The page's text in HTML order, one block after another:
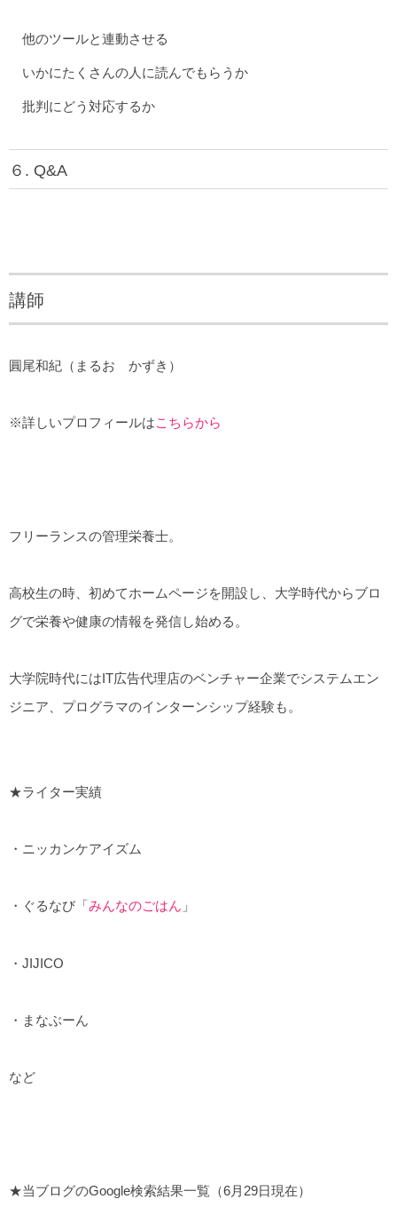
他のツールと連動させる
いかにたくさんの人に読んでもらうか
批判にどう対応するか
６. Q&A
講師
圓尾和紀（まるお かずき）
※詳しいプロフィールはこちらから
フリーランスの管理栄養士。
高校生の時、初めてホームページを開設し、大学時代からブロ
グで栄養や健康の情報を発信し始める。
大学院時代にはIT広告代理店のベンチャー企業でシステムエン
ジニア、プログラマのインターンシップ経験も。
★ライター実績
・ニッカンケアイズム
・ぐるなび「 みんなのごはん 」
・JIJICO
・まなぶーん
など
★当ブログのGoogle検索結果一覧（6月29日現在）